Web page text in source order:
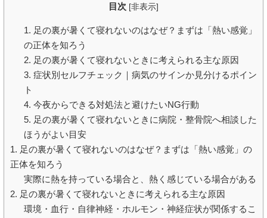
目次 [非表示]
1. 足の裏が暑くて寝れないのはなぜ？まずは「熱い感覚」
の正体を知ろう
2. 足の裏が暑くて寝れないときに考えられる主な原因
3. 症状別セルフチェック｜病気のサインか見分けるポイン
ト
4. 今夜からできる対処法と避けたいNG行動
5. 足の裏が暑くて寝れないときに病院・整骨院へ相談した
ほうがよい目安
1. 足の裏が暑くて寝れないのはなぜ？まずは「熱い感覚」の
正体を知ろう
実際に熱を持っている場合と、熱く感じている場合がある
2. 足の裏が暑くて寝れないときに考えられる主な原因
環境・血行・自律神経・ホルモン・神経症状が関係するこ